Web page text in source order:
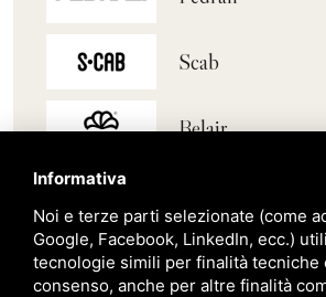
Scab
Belair
Star Progetti
Informativa
Noi e terze parti selezionate (come
Google, Facebook, LinkedIn, ecc.)
tecnologie simili per finalità tecniche
consenso, anche per altre finalità